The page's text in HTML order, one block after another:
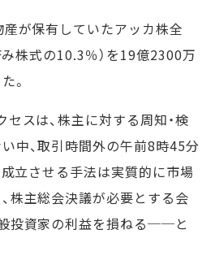
が保有していたアッカ株全
株式の10.3％）を19億2300万
。
スは、株主に対する周知・検
中、取引時間外の午前8時45分
立させる手法は実質的に市場
株主総会決議が必要とする会
投資家の利益を損ねる──と